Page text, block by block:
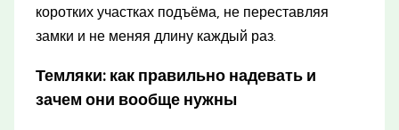
коротких участках подъёма, не переставляя
замки и не меняя длину каждый раз.
Темляки: как правильно надевать и
зачем они вообще нужны